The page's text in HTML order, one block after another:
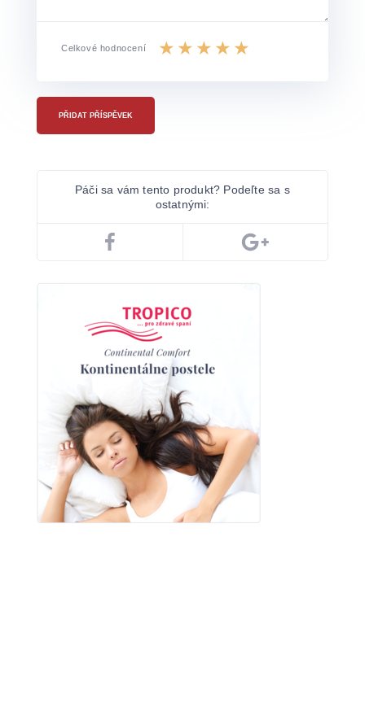
Celkové hodnocení
PŘIDAT PŘÍSPĚVEK
Páči sa vám tento produkt? Podeľte sa s
ostatnými: